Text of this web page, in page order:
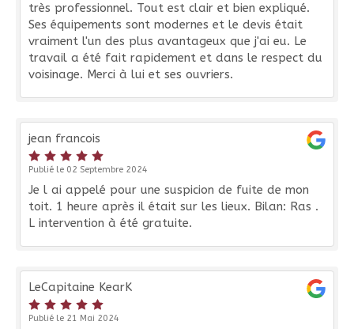
très professionnel. Tout est clair et bien expliqué.
Ses équipements sont modernes et le devis était
vraiment l'un des plus avantageux que j'ai eu. Le
travail a été fait rapidement et dans le respect du
voisinage. Merci à lui et ses ouvriers.
jean francois
Publié le 02 Septembre 2024
Je l ai appelé pour une suspicion de fuite de mon
toit. 1 heure après il était sur les lieux. Bilan: Ras .
L intervention à été gratuite.
LeCapitaine KearK
Publié le 21 Mai 2024